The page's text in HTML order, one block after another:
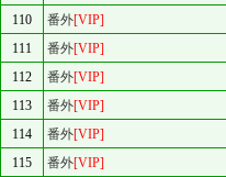
110
番外[VIP]
111
番外[VIP]
112
番外[VIP]
113
番外[VIP]
114
番外[VIP]
115
番外[VIP]